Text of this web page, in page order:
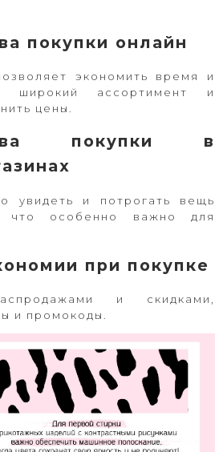
покупки онлайн
экономить время и
широкий ассортимент и
цены.
покупки в
увидеть и потрогать вещь
что особенно важно для
при покупке
и скидками,
и промокоды.